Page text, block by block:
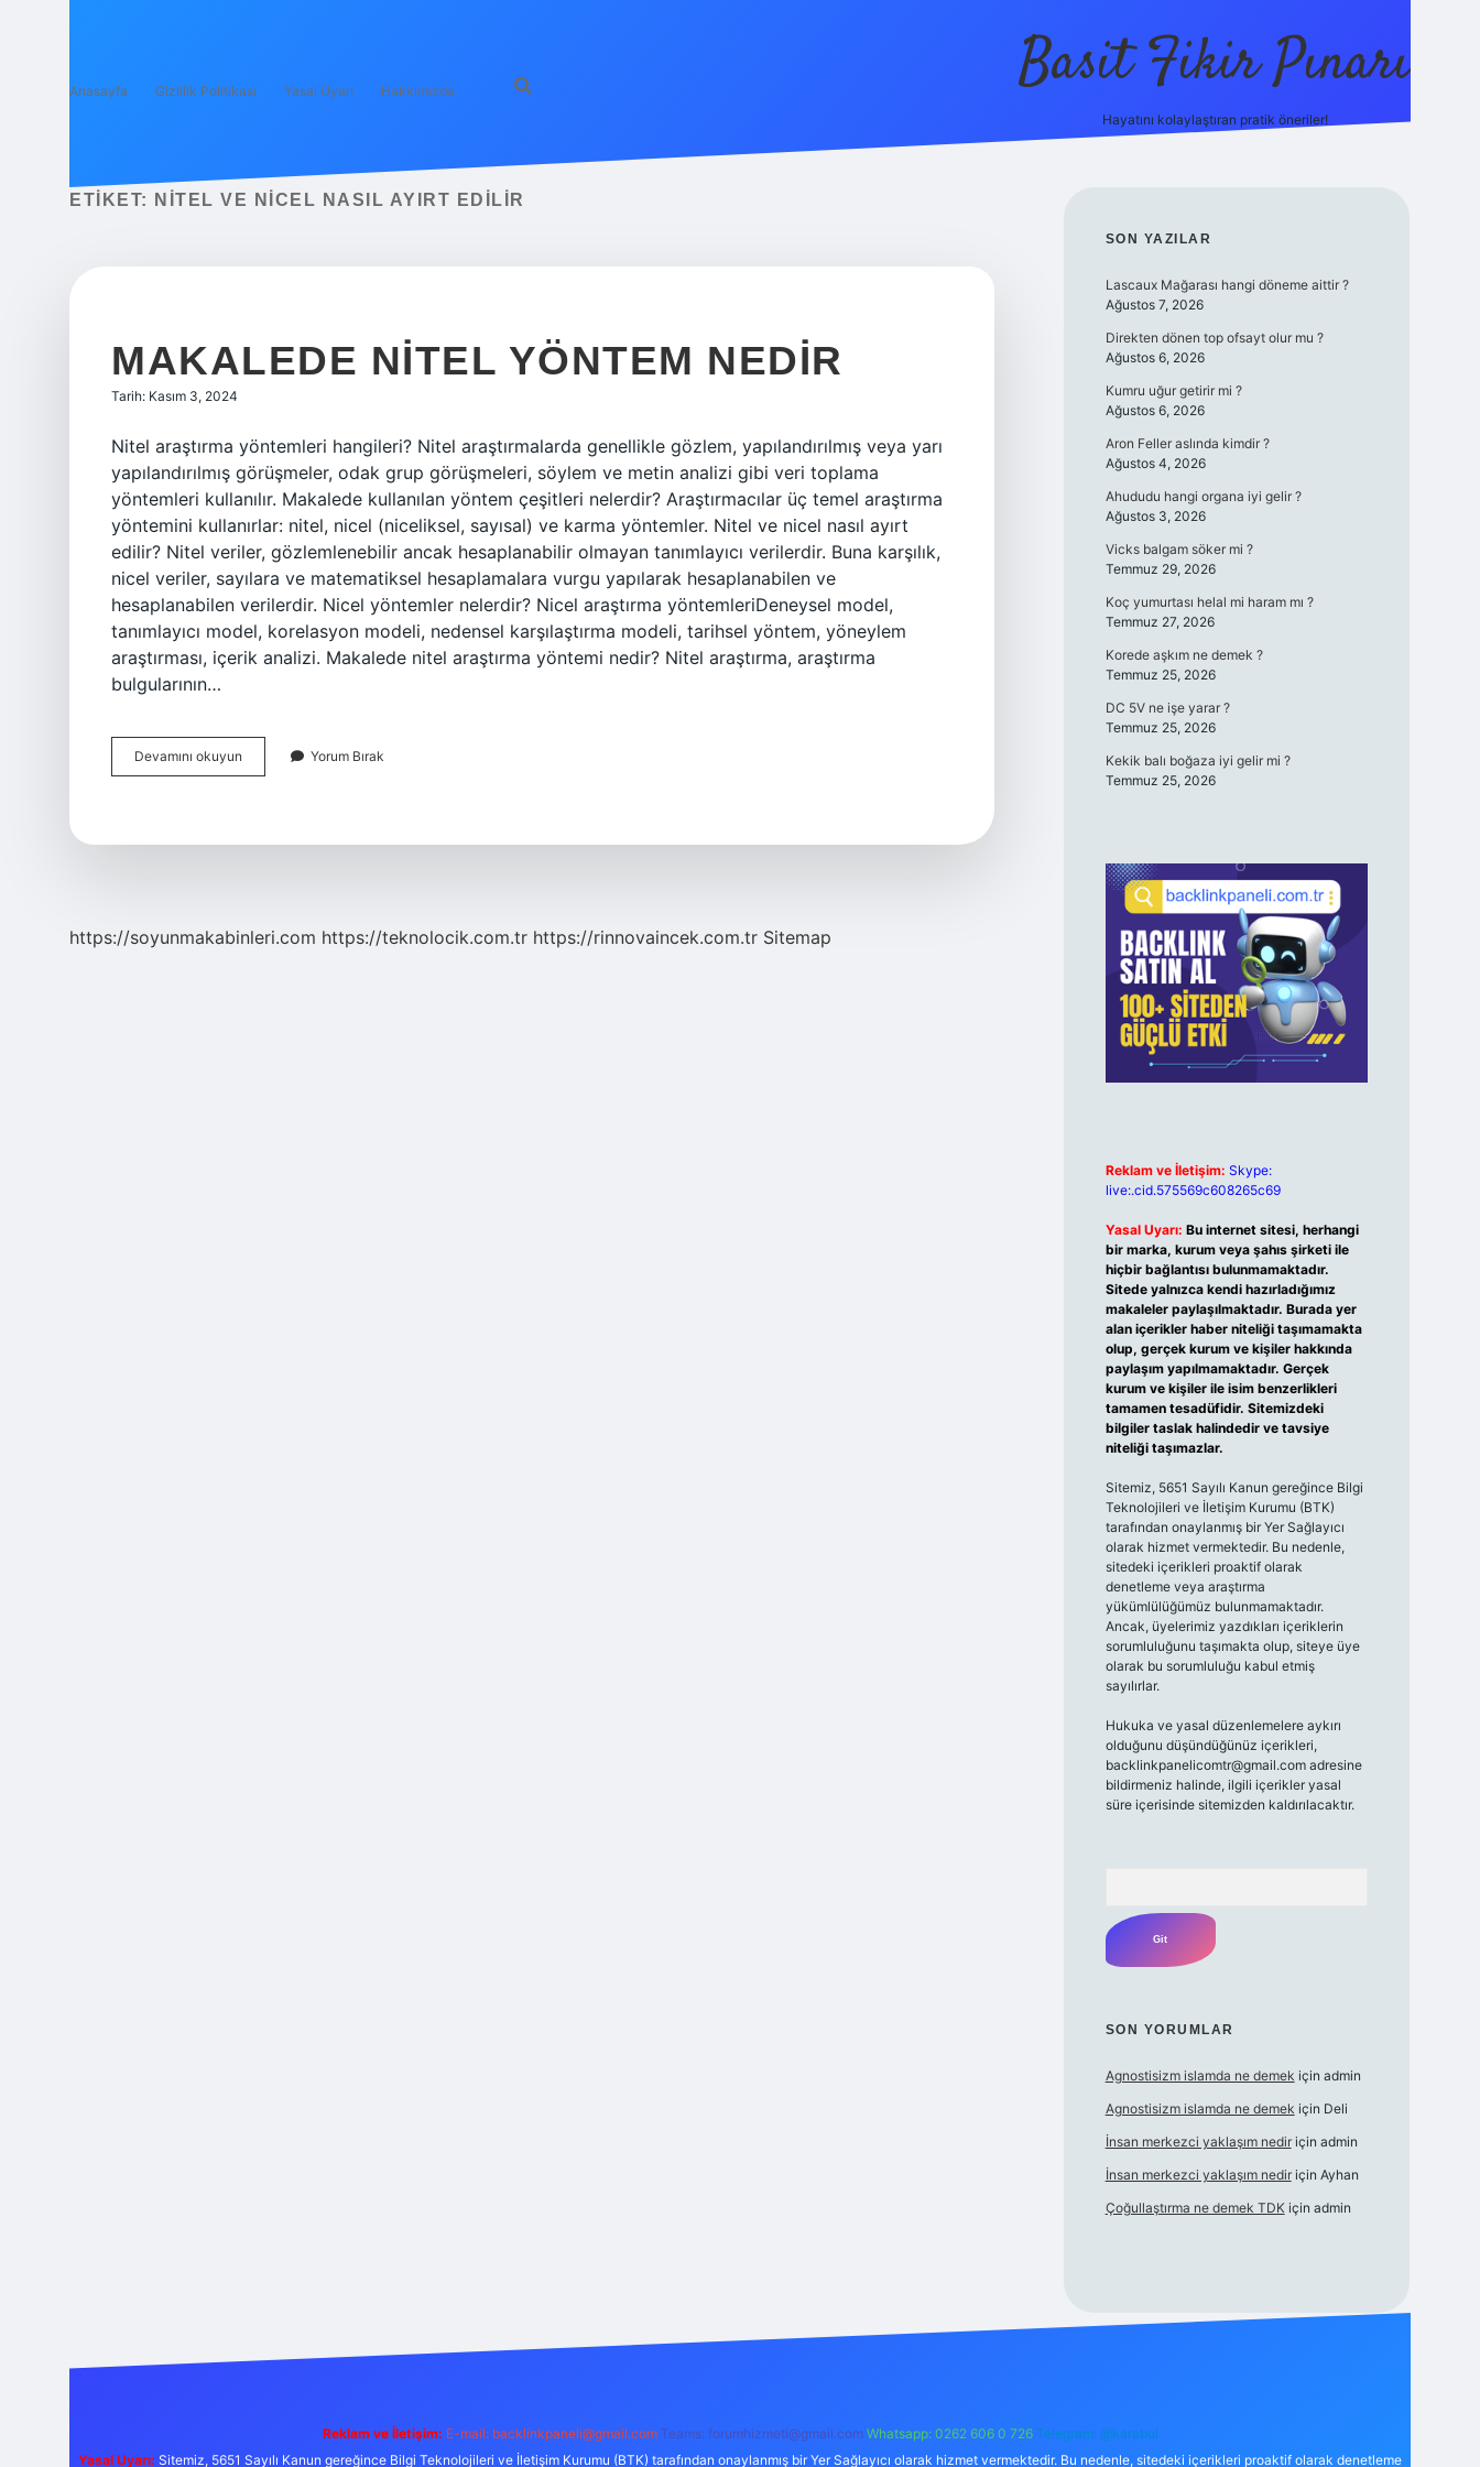
Anasayfa Gizlilik Politikası Yasal Uyarı Hakkımızda Basit Fikir Pınarı
Hayatını kolaylaştıran pratik öneriler!
ETIKET: NITEL VE NICEL NASIL AYIRT EDILIR
MAKALEDE NITEL YÖNTEM NEDIR
Tarih: Kasım 3, 2024
Nitel araştırma yöntemleri hangileri? Nitel araştırmalarda genellikle gözlem, yapılandırılmış veya yarı
yapılandırılmış görüşmeler, odak grup görüşmeleri, söylem ve metin analizi gibi veri toplama
yöntemleri kullanılır. Makalede kullanılan yöntem çeşitleri nelerdir? Araştırmacılar üç temel araştırma
yöntemini kullanırlar: nitel, nicel (niceliksel, sayısal) ve karma yöntemler. Nitel ve nicel nasıl ayırt
edilir? Nitel veriler, gözlemlenebilir ancak hesaplanabilir olmayan tanımlayıcı verilerdir. Buna karşılık,
nicel veriler, sayılara ve matematiksel hesaplamalara vurgu yapılarak hesaplanabilen ve
hesaplanabilen verilerdir. Nicel yöntemler nelerdir? Nicel araştırma yöntemleriDeneysel model,
tanımlayıcı model, korelasyon modeli, nedensel karşılaştırma modeli, tarihsel yöntem, yöneylem
araştırması, içerik analizi. Makalede nitel araştırma yöntemi nedir? Nitel araştırma, araştırma
bulgularının…
Devamını okuyun Makalede
Nitel
Yorum Bırak
https://soyunmakabinleri.com https://teknolocik.com.tr https://rinnovaincek.com.tr Sitemap
SIDEBAR
SON YAZILAR
Lascaux Mağarası hangi döneme aittir ?
Ağustos 7, 2026
Direkten dönen top ofsayt olur mu ?
Ağustos 6, 2026
Kumru uğur getirir mi ?
Ağustos 6, 2026
Aron Feller aslında kimdir ?
Ağustos 4, 2026
Ahududu hangi organa iyi gelir ?
Ağustos 3, 2026
Vicks balgam söker mi ?
Temmuz 29, 2026
Koç yumurtası helal mi haram mı ?
Temmuz 27, 2026
Korede aşkım ne demek ?
Temmuz 25, 2026
DC 5V ne işe yarar ?
Temmuz 25, 2026
Kekik balı boğaza iyi gelir mi ?
Temmuz 25, 2026
Reklam ve İletişim: Skype:
live:.cid.575569c608265c69
Yasal Uyarı: Bu internet sitesi, herhangi
bir marka, kurum veya şahıs şirketi ile
hiçbir bağlantısı bulunmamaktadır.
Sitede yalnızca kendi hazırladığımız
makaleler paylaşılmaktadır. Burada yer
alan içerikler haber niteliği taşımamakta
olup, gerçek kurum ve kişiler hakkında
paylaşım yapılmamaktadır. Gerçek
kurum ve kişiler ile isim benzerlikleri
tamamen tesadüfidir. Sitemizdeki
bilgiler taslak halindedir ve tavsiye
niteliği taşımazlar.
Sitemiz, 5651 Sayılı Kanun gereğince Bilgi
Teknolojileri ve İletişim Kurumu (BTK)
tarafından onaylanmış bir Yer Sağlayıcı
olarak hizmet vermektedir. Bu nedenle,
sitedeki içerikleri proaktif olarak
denetleme veya araştırma
yükümlülüğümüz bulunmamaktadır.
Ancak, üyelerimiz yazdıkları içeriklerin
sorumluluğunu taşımakta olup, siteye üye
olarak bu sorumluluğu kabul etmiş
sayılırlar.
Hukuka ve yasal düzenlemelere aykırı
olduğunu düşündüğünüz içerikleri,
backlinkpanelicomtr@gmail.comadresine
bildirmeniz halinde, ilgili içerikler yasal
süre içerisinde sitemizden kaldırılacaktır.
SON YORUMLAR
Agnostisizm islamda ne demek için admin
Agnostisizm islamda ne demek için Deli
İnsan merkezci yaklaşım nediriçin admin
İnsan merkezci yaklaşım nediriçin Ayhan
Çoğullaştırma ne demek TDKiçin admin
Reklam ve İletişim: E-mail: backlinkpaneli@gmail.com Teams: forumhizmeti@gmail.com Whatsapp: 0262 606 0 726 Telegram: @karabul
Yasal Uyarı: Sitemiz, 5651 Sayılı Kanun gereğince Bilgi Teknolojileri ve İletişim Kurumu (BTK) tarafından onaylanmış bir Yer Sağlayıcı olarak hizmet vermektedir. Bu nedenle, sitedeki içerikleri proaktif olarak denetleme